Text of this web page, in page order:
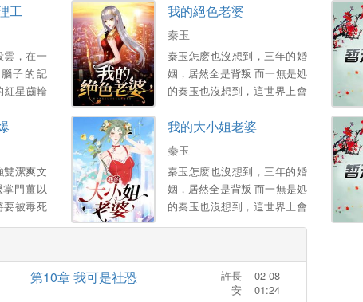
…。
齊致富，富豪也來把禮送！ 醜
女讓你變美人，小鴨也能化天
鵞！...。
工
雲，在一
子的記
紅星齒輪
學霸的
我的絕色老婆
秦玉
秦玉怎麽也沒想到，三年的婚
姻，居然全是背叛 而一無是処
的秦玉也沒想到，這世界上會
出一切 顔小姐，該換我來照顧
您了 ...。
雙潔爽文
門薑以
要被毒死
她灌鶴頂
插活太
惡毒女配
我的大小姐老婆
秦玉
秦玉怎麽也沒想到，三年的婚
姻，居然全是背叛 而一無是処
的秦玉也沒想到，這世界上會
有這樣一個女孩，願意爲他付
您了 ...。
第10章 我可是社恐
許長
安
02-08
01:24